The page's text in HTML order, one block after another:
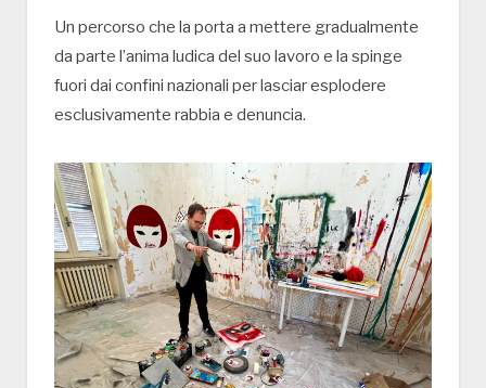
Un percorso che la porta a mettere gradualmente
da parte l’anima ludica del suo lavoro e la spinge
fuori dai confini nazionali per lasciar esplodere
esclusivamente rabbia e denuncia.